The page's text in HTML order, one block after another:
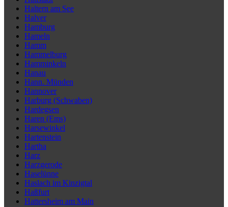
Haltern am See
Halver
Hamburg
Hameln
Hamm
Hammelburg
Hamminkeln
Hanau
Hann. Münden
Hannover
Harburg (Schwaben)
Hardegsen
Haren (Ems)
Harsewinkel
Hartenstein
Hartha
Harz
Harzgerode
Haselünne
Haslach im Kinzigtal
Haßfurt
Hattersheim am Main